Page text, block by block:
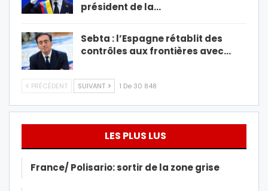
président de la…
Sebta : l’Espagne rétablit des
contrôles aux frontières avec…
PRÉCÉDENT SUIVANT 1 De 30 848
LES PLUS LUS
France/ Polisario: sortir de la zone grise